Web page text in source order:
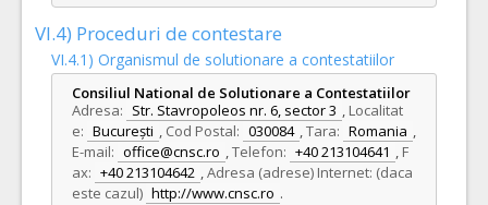
VI.4) Proceduri de contestare
VI.4.1) Organismul de solutionare a contestatiilor
Consiliul National de Solutionare a Contestatiilor
Adresa: Str. Stavropoleos nr. 6, sector 3 , Localitat
e: București , Cod Postal: 030084 ,Tara: Romania ,
E-mail: office@cnsc.ro ,Telefon: +40 213104641 , F
ax: +40 213104642 ,Adresa (adrese) Internet: (daca
este cazul) http://www.cnsc.ro .